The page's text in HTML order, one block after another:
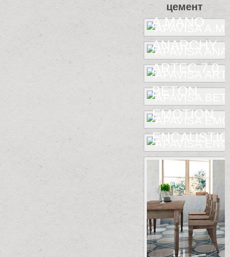
цемент
A.MANO
ANARCHY
ARTEC 7.0
BETON
EMOTION
ENCAUSTIC